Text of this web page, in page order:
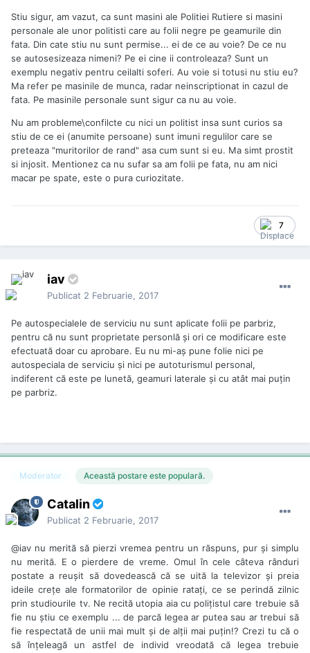
Stiu sigur, am vazut, ca sunt masini ale Politiei Rutiere si masini
personale ale unor politisti care au folii negre pe geamurile din
fata. Din cate stiu nu sunt permise... ei de ce au voie? De ce nu
se autosesizeaza nimeni? Pe ei cine ii controleaza? Sunt un
exemplu negativ pentru ceilalti soferi. Au voie si totusi nu stiu eu?
Ma refer pe masinile de munca, radar neinscriptionat in cazul de
fata. Pe masinile personale sunt sigur ca nu au voie.
Nu am probleme\confilcte cu nici un politist insa sunt curios sa
stiu de ce ei (anumite persoane) sunt imuni regulilor care se
preteaza "muritorilor de rand" asa cum sunt si eu. Ma simt prostit
si injosit. Mentionez ca nu sufar sa am folii pe fata, nu am nici
macar pe spate, este o pura curiozitate.
7
iav
Publicat 2 Februarie, 2017
Pe autospecialele de serviciu nu sunt aplicate folii pe parbriz,
pentru că nu sunt proprietate personlă și ori ce modificare este
efectuată doar cu aprobare. Eu nu mi-aș pune folie nici pe
autospeciala de serviciu și nici pe autoturismul personal,
indiferent că este pe lunetă, geamuri laterale și cu atât mai puțin
pe parbriz.
Moderator Această postare este populară.
Catalin
Publicat 2 Februarie, 2017
@iav nu merită să pierzi vremea pentru un răspuns, pur şi simplu
nu merită. E o pierdere de vreme. Omul în cele câteva rânduri
postate a reuşit să dovedească că se uită la televizor şi preia
ideile creţe ale formatorilor de opinie rataţi, ce se perindă zilnic
prin studiourile tv. Ne recită utopia aia cu poliţistul care trebuie să
fie nu ştiu ce exemplu ... de parcă legea ar putea sau ar trebui să
fie respectată de unii mai mult şi de alţii mai puţin!? Crezi tu că o
să înţeleagă un astfel de individ vreodată că legea trebuie